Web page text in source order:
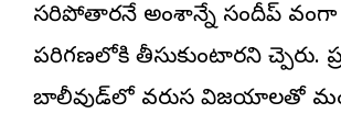
సరిపోతారనే అంశాన్నే సందీప్ వంగా
పరిగణలోకి తీసుకుంటారని చెప్పారు.
బాలీవుడ్‌లో వరుస విజయాలతో